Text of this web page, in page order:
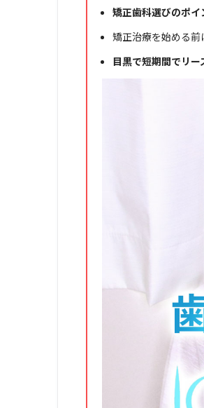
矯正歯科選びのポイ
矯正治療を始める前
目黒で短期間でリ